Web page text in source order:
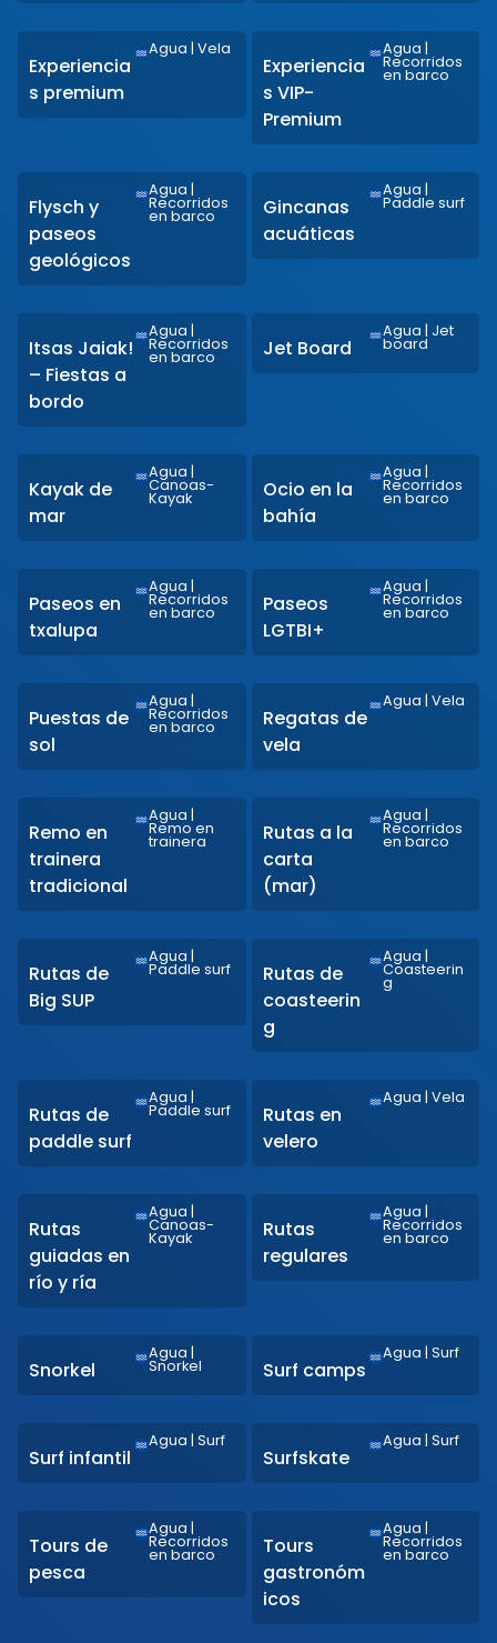
Experiencia
s premium
Agua |Vela
Experiencia
s VIP-
Premium
Agua |
Recorridos
en barco
Flysch y
paseos
geológicos
Agua |
Recorridos
en barco
Gincanas
acuáticas
Agua |
Paddle surf
Itsas Jaiak!
– Fiestas a
bordo
Agua |
Recorridos
en barco Jet Board
Agua | Jet
board
Kayak de
mar
Agua |
Canoas-
Kayak
Ocio en la
bahía
Agua |
Recorridos
en barco
Paseos en
txalupa
Agua |
Recorridos
en barco
Paseos
LGTBI+
Agua |
Recorridos
en barco
Puestas de
sol
Agua |
Recorridos
en barco
Regatas de
vela
Agua | Vela
Remo en
trainera
tradicional
Agua |
Remo en
trainera
Rutas a la
carta
(mar)
Agua |
Recorridos
en barco
Rutas de
Big SUP
Agua |
Paddle surf
Rutas de
coasteerin
g
Agua |
Coasteerin
g
Rutas de
paddle surf
Agua |
Paddle surf
Rutas en
velero
Agua | Vela
Rutas
guiadas en
río y ría
Agua |
Canoas-
Kayak
Rutas
regulares
Agua |
Recorridos
en barco
Snorkel
Agua |
Snorkel Surf camps
Agua | Surf
Surf infantil
Agua |Surf
Surfskate
Agua | Surf
Tours de
pesca
Agua |
Recorridos
en barco
Tours
gastronóm
icos
Agua |
Recorridos
en barco